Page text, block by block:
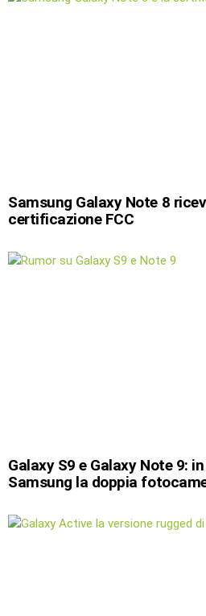
Samsung Galaxy Note 8
certificazione FCC
Galaxy S9 e Galaxy Note 9:
Samsung la doppia